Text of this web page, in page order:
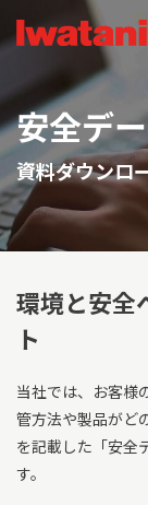
安全デ
資料ダウンロ
環境と安全
ト
当社では、お客様
管方法や製品がど
を記載した「安全
す。